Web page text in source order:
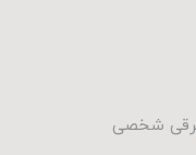
برقی شخصی